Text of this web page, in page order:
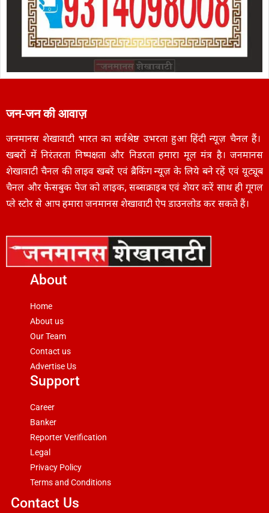
जन-जन की आवाज़
जनमानस शेखावाटी भारत का सर्वश्रेष्ठ उभरता हुआ हिंदी न्यूज़ चैनल हैं।
खबरों में निरंतरता निष्पक्षता और निडरता हमारा मूल मंत्र है। जनमानस
शेखावाटी चैनल की लाइव खबरें एवं ब्रैकिंग न्यूज़ के लिये बने रहें एवं यूट्यूब
चैनल और फेसबुक पेज को लाइक, सब्सक्राइब एवं शेयर करें साथ ही गूगल
प्ले स्टोर से आप हमारा जनमानस शेखावाटी ऐप डाउनलोड कर सकते हैं।
About
Home
About us
Our Team
Contact us
Advertise Us
Support
Career
Banker
Reporter Verification
Legal
Privacy Policy
Terms and Conditions
Contact Us